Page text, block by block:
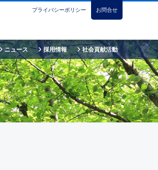
お問合せ
プライバシーポリシー
社会貢献活動
採用情報
ニュース